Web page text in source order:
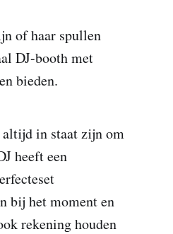
of haar spullen
DJ-booth met
bieden.
altijd in staat zijn om
heeft een
bij het moment en
rekening houden